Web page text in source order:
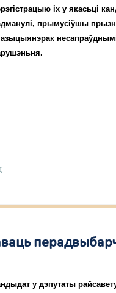
іх у якасьці
прымусіўшы
у дэпутаты